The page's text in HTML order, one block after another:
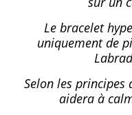
Le bracelet
uniquement de
Selon les principes
aidera à